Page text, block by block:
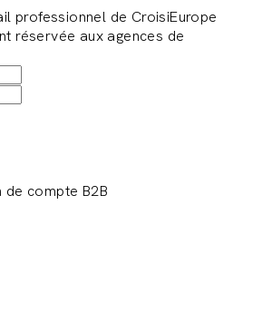
professionnel de CroisiEurope
réservée aux agences de
compte B2B